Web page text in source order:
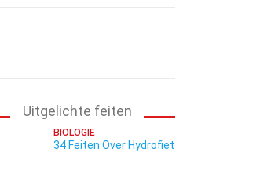
Uitgelichte feiten
BIOLOGIE
34 Feiten Over Hydrofiet